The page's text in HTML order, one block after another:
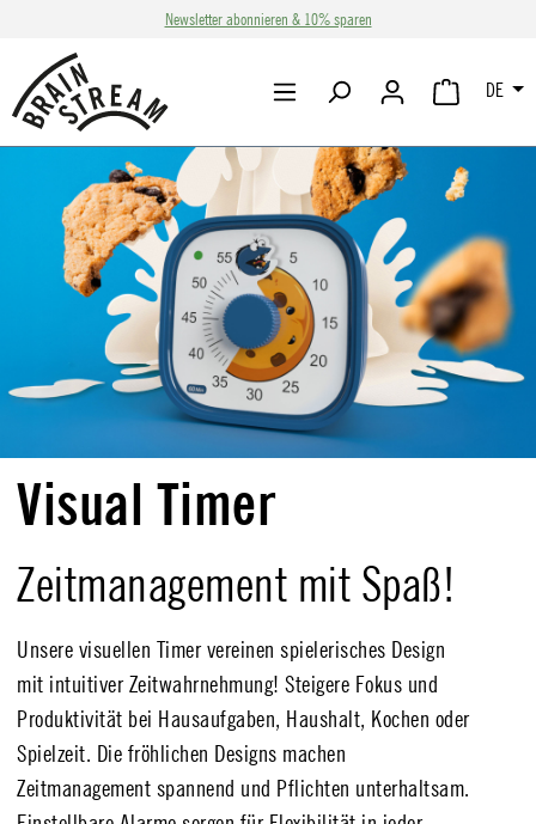
Zum Hauptinhalt springenNewsletter abonnieren & 10% sparen
DE
Visual Timer
Zeitmanagement mit Spaß!
Unsere visuellen Timer vereinen spielerisches Design
mit intuitiver Zeitwahrnehmung! Steigere Fokus und
Produktivität bei Hausaufgaben, Haushalt, Kochen oder
Spielzeit. Die fröhlichen Designs machen
Zeitmanagement spannend und Pflichten unterhaltsam.